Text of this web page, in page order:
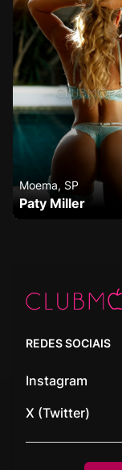
Moema, SP
Paty Miller
REDES SOCIAIS
Instagram
X (Twitter)